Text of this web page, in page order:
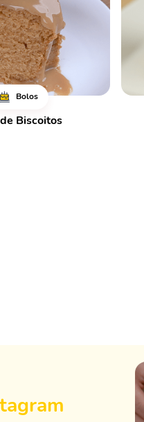
Bolos
Biscoitos